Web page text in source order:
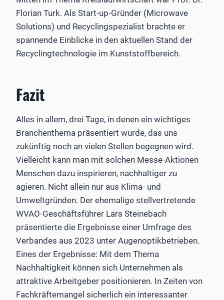
Florian Turk. Als Start-up-Gründer (Microwave
Solutions) und Recyclingspezialist brachte er
spannende Einblicke in den aktuellen Stand der
Recyclingtechnologie im Kunststoffbereich.
Fazit
Alles in allem, drei Tage, in denen ein wichtiges
Branchenthema präsentiert wurde, das uns
zukünftig noch an vielen ­Stellen begegnen wird.
Vielleicht kann man mit solchen Messe-­Aktionen
Menschen dazu inspirieren, nachhaltiger zu
agieren. Nicht allein nur aus Klima- und
Umweltgründen. Der ehemalige stellvertretende
WVAO-Geschäftsführer Lars ­Steinebach
präsentierte die Ergebnisse einer Umfrage des
Verbandes aus 2023 unter Augenoptikbetrieben.
Eines der Ergebnisse: Mit dem Thema
Nachhaltigkeit können sich Unternehmen als
attraktive Arbeitgeber positionieren. In Zeiten von
Fachkräftemangel sicherlich ein interessanter